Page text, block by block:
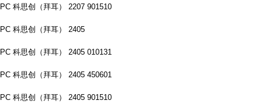
PC 科思创（拜耳） 2207 901510
PC 科思创（拜耳） 2405
PC 科思创（拜耳） 2405 010131
PC 科思创（拜耳） 2405 450601
PC 科思创（拜耳） 2405 901510